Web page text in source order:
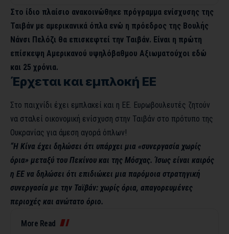
Στο ίδιο πλαίσιο ανακοινώθηκε πρόγραμμα ενίσχυσης της
Ταιβάν με αμερικανικά όπλα ενώ η πρόεδρος της Βουλής
Νάνσι Πελόζι θα επισκεφτεί την Ταιβάν. Είναι η πρώτη
επίσκεψη Αμερικανού υψηλόβαθμου Αξιωματούχοι εδώ
και 25 χρόνια.
Έρχεται και εμπλοκή ΕΕ
Στο παιχνίδι έχει εμπλακεί και η ΕΕ. Ευρωβουλευτές ζητούν
να σταλεί οικονομική ενίσχυση στην Ταιβάν στο πρότυπο της
Ουκρανίας για άμεση αγορά όπλων!
“Η Κίνα έχει δηλώσει ότι υπάρχει μια «συνεργασία χωρίς
όρια» μεταξύ του Πεκίνου και της Μόσχας. Ίσως είναι καιρός
η ΕΕ να δηλώσει ότι επιδιώκει μια παρόμοια στρατηγική
συνεργασία με την Ταϊβάν: χωρίς όρια, απαγορευμένες
περιοχές και ανώτατο όριο.
More Read